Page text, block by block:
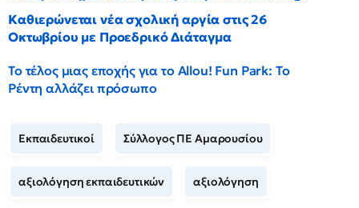
Καθιερώνεται νέα σχολική αργία στις 26
Οκτωβρίου με Προεδρικό Διάταγμα
Το τέλος μιας εποχής για το Allou! Fun Park: Το
Ρέντη αλλάζει πρόσωπο
Εκπαιδευτικοί Σύλλογος ΠΕ Αμαρουσίου
αξιολόγηση εκπαιδευτικών αξιολόγηση